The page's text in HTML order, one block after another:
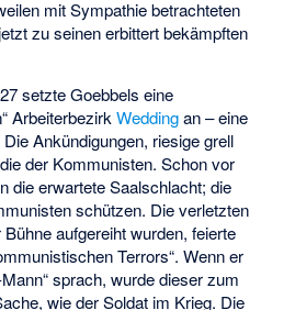
mit Sympathie betrachteten
zu seinen erbittert bekämpften
setzte Goebbels eine
ArbeiterbezirkWeddingan – eine
Ankündigungen, riesige grell
der Kommunisten. Schon vor
die erwartete Saalschlacht; die
schützen. Die verletzten
aufgereiht wurden, feierte
Terrors“. Wenn er
sprach, wurde dieser zum
wie der Soldat im Krieg. Die